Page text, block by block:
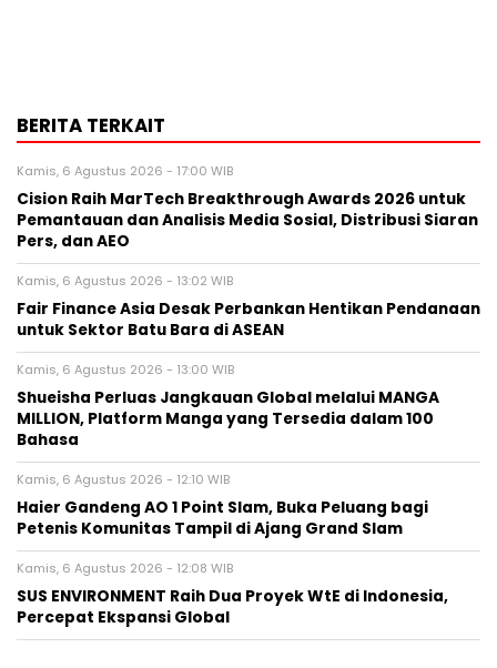
BERITA TERKAIT
Kamis, 6 Agustus 2026 - 17:00 WIB
Cision Raih MarTech Breakthrough Awards 2026 untuk
Pemantauan dan Analisis Media Sosial, Distribusi Siaran
Pers, dan AEO
Kamis, 6 Agustus 2026 - 13:02 WIB
Fair Finance Asia Desak Perbankan Hentikan Pendanaan
untuk Sektor Batu Bara di ASEAN
Kamis, 6 Agustus 2026 - 13:00 WIB
Shueisha Perluas Jangkauan Global melalui MANGA
MILLION, Platform Manga yang Tersedia dalam 100
Bahasa
Kamis, 6 Agustus 2026 - 12:10 WIB
Haier Gandeng AO 1 Point Slam, Buka Peluang bagi
Petenis Komunitas Tampil di Ajang Grand Slam
Kamis, 6 Agustus 2026 - 12:08 WIB
SUS ENVIRONMENT Raih Dua Proyek WtE di Indonesia,
Percepat Ekspansi Global